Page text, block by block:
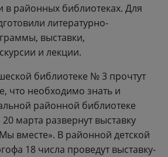
в районных библиотеках. Для
литературно-
выставки,
и лекции.
библиотеке № 3 прочтут
что необходимо знать и
районной библиотеке
марта развернут выставку
вместе». В районной детской
18 числа проведут выставку-